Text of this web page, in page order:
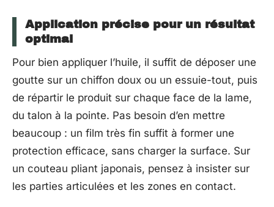
Application précise pour un résultat
optimal
Pour bien appliquer l’huile, il suffit de déposer une
goutte sur un chiffon doux ou un essuie-tout, puis
de répartir le produit sur chaque face de la lame,
du talon à la pointe. Pas besoin d’en mettre
beaucoup : un film très fin suffit à former une
protection efficace, sans charger la surface. Sur
un couteau pliant japonais, pensez à insister sur
les parties articulées et les zones en contact.